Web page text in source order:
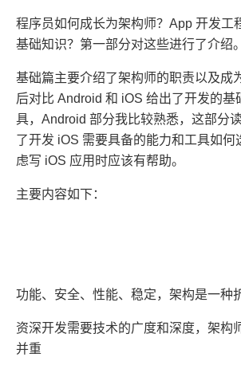
程序员如何成长为架构师？App 开发工
基础知识？第一部分对这些进行了介绍。
基础篇主要介绍了架构师的职责以及成
后对比 Android 和 iOS 给出了开发的基
具，Android 部分我比较熟悉，这部分
了开发 iOS 需要具备的能力和工具如何
虑写 iOS 应用时应该有帮助。
主要内容如下：
功能、安全、性能、稳定，架构是一种
资深开发需要技术的广度和深度，架构
并重